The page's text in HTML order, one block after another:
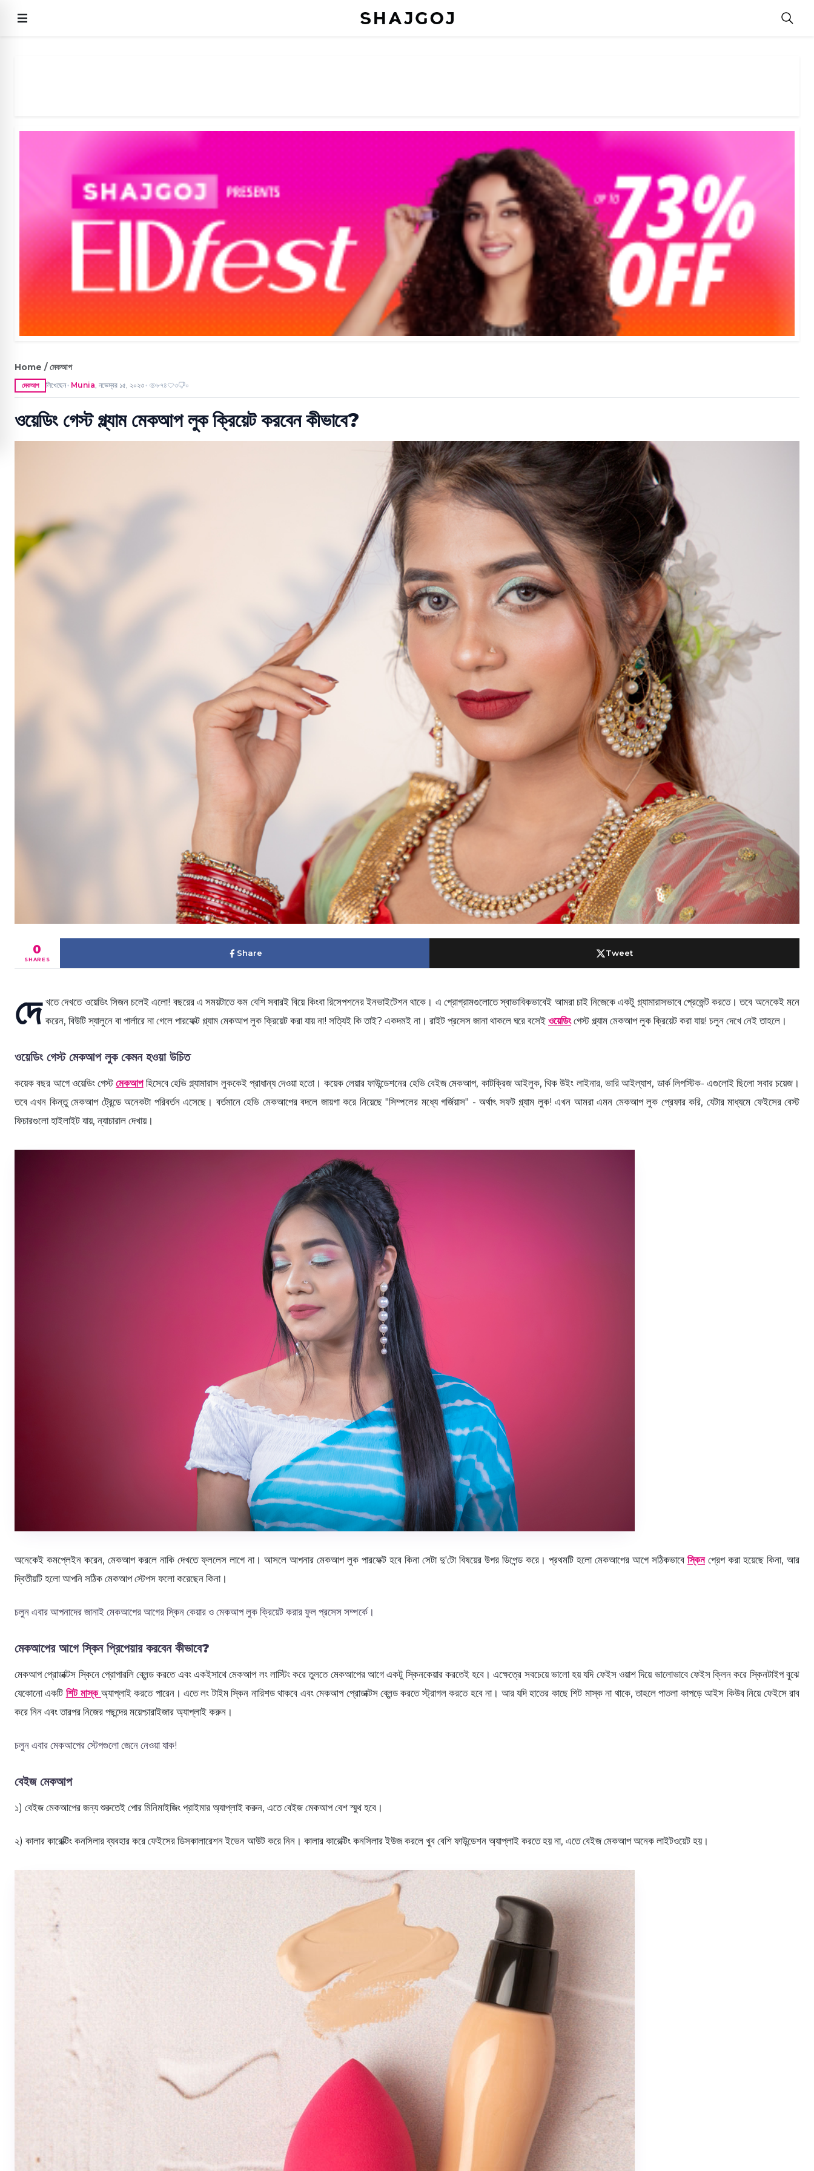
Home / মেকআপ
মেকআপ লিখেছেন ● Munia, নভেম্বর ১৫, ২০২৩ ● ৮৭৪ ৩ ০
ওয়েডিং গেস্ট গ্ল্যাম মেকআপ লুক ক্রিয়েট করবেন কীভাবে?
0
SHARES
Share Tweet
দে খতে দেখতে ওয়েডিং সিজন চলেই এলো! বছরের এ সময়টাতে কম বেশি সবারই বিয়ে কিংবা রিসেপশনের ইনভাইটেশন থাকে। এ প্রোগ্রামগুলোতে স্বাভাবিকভাবেই আমরা চাই নিজেকে একটু গ্ল্যামারাসভাবে প্রেজেন্ট করতে। তবে অনেকেই মনে
করেন, বিউটি স্যালুনে বা পার্লারে না গেলে পারফেক্ট গ্ল্যাম মেকআপ লুক ক্রিয়েট করা যায় না! সত্যিই কি তাই? একদমই না। রাইট প্রসেস জানা থাকলে ঘরে বসেই ওয়েডিংগেস্ট গ্ল্যাম মেকআপ লুক ক্রিয়েট করা যায়! চলুন দেখে নেই তাহলে।
ওয়েডিং গেস্ট মেকআপ লুক কেমন হওয়া উচিত
কয়েক বছর আগে ওয়েডিং গেস্টমেকআপহিসেবে হেভি গ্ল্যামারাস লুককেই প্রাধান্য দেওয়া হতো। কয়েক লেয়ার ফাউন্ডেশনের হেভি বেইজ মেকআপ, কাটক্রিজ আইলুক, থিক উইং লাইনার, ভারি আইল্যাশ, ডার্ক লিপস্টিক- এগুলোই ছিলো সবার চয়েজ।
তবে এখন কিন্তু মেকআপ ট্রেন্ডে অনেকটা পরিবর্তন এসেছে। বর্তমানে হেভি মেকআপের বদলে জায়গা করে নিয়েছে "সিম্পলের মধ্যে গর্জিয়াস" - অর্থাৎ সফট গ্ল্যাম লুক! এখন আমরা এমন মেকআপ লুক প্রেফার করি, যেটার মাধ্যমে ফেইসের বেস্ট
ফিচারগুলো হাইলাইট যায়, ন্যাচারাল দেখায়।
অনেকেই কমপ্লেইন করেন, মেকআপ করলে নাকি দেখতে ফ্ললেস লাগে না। আসলে আপনার মেকআপ লুক পারফেক্ট হবে কিনা সেটা দু'টো বিষয়ের উপর ডিপেন্ড করে। প্রথমটি হলো মেকআপের আগে সঠিকভাবে স্কিনপ্রেপ করা হয়েছে কিনা, আর
দ্বিতীয়টি হলো আপনি সঠিক মেকআপ স্টেপস ফলো করেছেন কিনা।
চলুন এবার আপনাদের জানাই মেকআপের আগের স্কিন কেয়ার ও মেকআপ লুক ক্রিয়েট করার ফুল প্রসেস সম্পর্কে।
মেকআপের আগে স্কিন প্রিপেয়ার করবেন কীভাবে?
মেকআপ প্রোডাক্টস স্কিনে প্রোপারলি ব্লেন্ড করতে এবং একইসাথে মেকআপ লং লাস্টিং করে তুলতে মেকআপের আগে একটু স্কিনকেয়ার করতেই হবে। এক্ষেত্রে সবচেয়ে ভালো হয় যদি ফেইস ওয়াশ দিয়ে ভালোভাবে ফেইস ক্লিন করে স্কিনটাইপ বুঝে
যেকোনো একটি শিট মাস্ক অ্যাপ্লাই করতে পারেন। এতে লং টাইম স্কিন নারিশড থাকবে এবং মেকআপ প্রোডাক্টস ব্লেন্ড করতে স্ট্রাগল করতে হবে না। আর যদি হাতের কাছে শিট মাস্ক না থাকে, তাহলে পাতলা কাপড়ে আইস কিউব নিয়ে ফেইসে রাব
করে নিন এবং তারপর নিজের পছন্দের ময়েশ্চারাইজার অ্যাপ্লাই করুন।
চলুন এবার মেকআপের স্টেপগুলো জেনে নেওয়া যাক!
বেইজ মেকআপ
১) বেইজ মেকআপের জন্য শুরুতেই পোর মিনিমাইজিং প্রাইমার অ্যাপ্লাই করুন, এতে বেইজ মেকআপ বেশ স্মুথ হবে।
২) কালার কারেক্টিং কনসিলার ব্যবহার করে ফেইসের ডিসকালারেশন ইভেন আউট করে নিন। কালার কারেক্টিং কনসিলার ইউজ করলে খুব বেশি ফাউন্ডেশন অ্যাপ্লাই করতে হয় না, এতে বেইজ মেকআপ অনেক লাইটওয়েট হয়।